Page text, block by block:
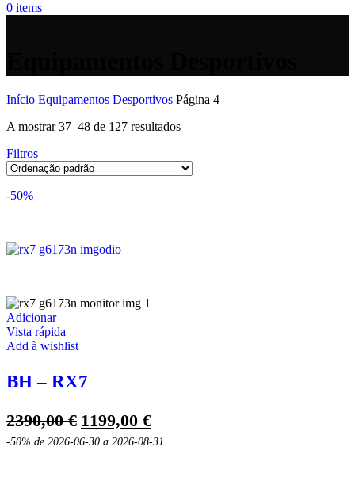
0 items
Início Equipamentos Desportivos Página 4
A mostrar 37–48 de 127 resultados
Filtros
-50%
Adicionar
Vista rápida
Add à wishlist
BH – RX7
2390,00€ O
preço
1199,00 €O
preço
-50% de 2026-06-30 a 2026-08-31